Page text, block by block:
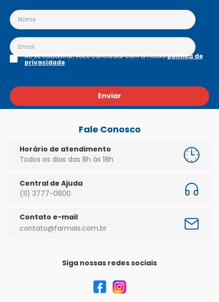
Enviar
Ao se cadastrar, você concordar com a nossapolítica de
privacidade
Fale Conosco
Horário de atendimento
Todos os dias das 8h às 18h
Central de Ajuda
(11) 3777-0800
Contato e-mail
contato@farmais.com.br
Siga nossas redes sociais